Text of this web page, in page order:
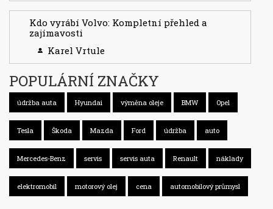
Kdo vyrábí Volvo: Kompletní přehled a
zajímavosti
Karel Vrtule
POPULÁRNÍ ZNAČKY
údržba auta Hyundai výměna oleje BMW Opel
Tesla Škoda Mazda Ford údržba auto
Mercedes-Benz servis servis auta Renault náklady
elektromobil motorový olej cena automobilový průmysl